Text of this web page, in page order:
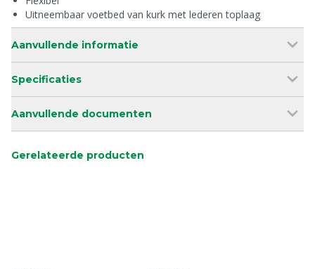
Uitneembaar voetbed van kurk met lederen toplaag
Aanvullende informatie
Specificaties
Aanvullende documenten
Gerelateerde producten